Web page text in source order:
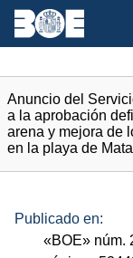
Anuncio del
a la aprobación
arena y mejora de
en la playa de
Publicado en:
«BOE» núm.